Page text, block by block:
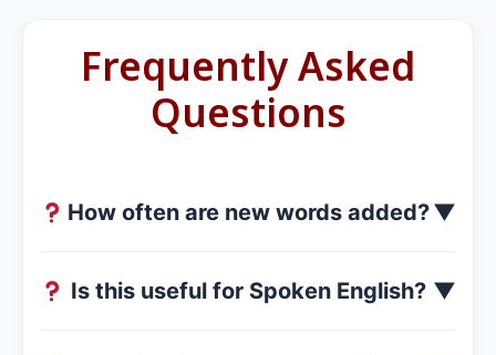
Frequently Asked
Questions
How often are new words added?▼
Is this useful for Spoken English? ▼